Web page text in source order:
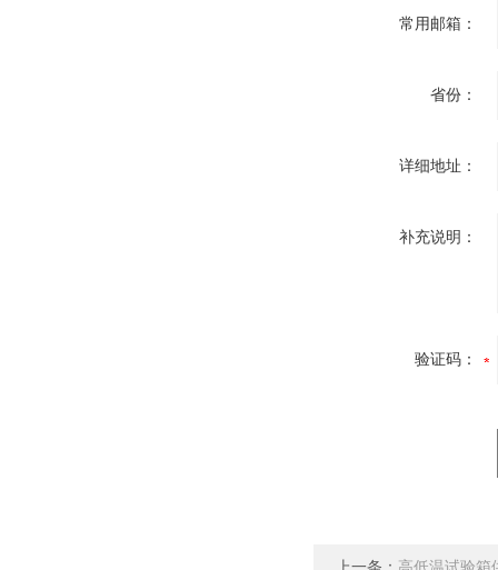
常用邮箱：
省份：
详细地址：
补充说明：
验证码：